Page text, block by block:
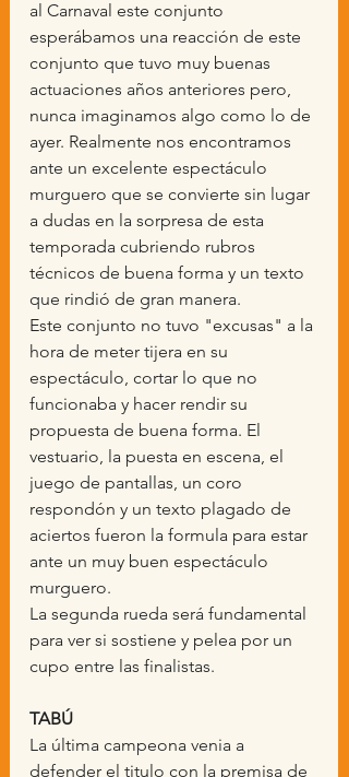
al Carnaval este conjunto
esperábamos una reacción de este
conjunto que tuvo muy buenas
actuaciones años anteriores pero,
nunca imaginamos algo como lo de
ayer. Realmente nos encontramos
ante un excelente espectáculo
murguero que se convierte sin lugar
a dudas en la sorpresa de esta
temporada cubriendo rubros
técnicos de buena forma y un texto
que rindió de gran manera.
Este conjunto no tuvo "excusas" a la
hora de meter tijera en su
espectáculo, cortar lo que no
funcionaba y hacer rendir su
propuesta de buena forma. El
vestuario, la puesta en escena, el
juego de pantallas, un coro
respondón y un texto plagado de
aciertos fueron la formula para estar
ante un muy buen espectáculo
murguero.
La segunda rueda será fundamental
para ver si sostiene y pelea por un
cupo entre las finalistas.
TABÚ
La última campeona venia a
defender el titulo con la premisa de